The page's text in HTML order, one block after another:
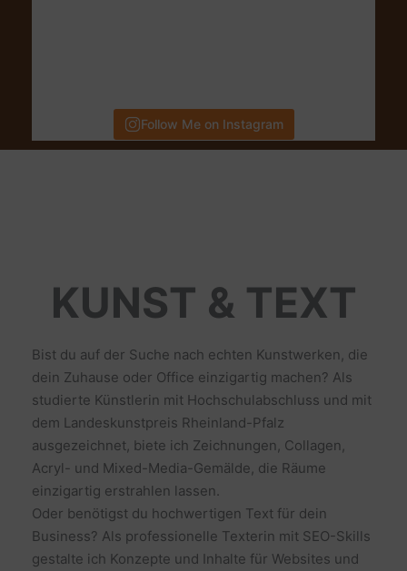
Follow Me on Instagram
KUNST & TEXT
Bist du auf der Suche nach echten Kunstwerken, die
dein Zuhause oder Office einzigartig machen? Als
studierte Künstlerin mit Hochschulabschluss und mit
dem Landeskunstpreis Rheinland-Pfalz
ausgezeichnet, biete ich Zeichnungen, Collagen,
Acryl- und Mixed-Media-Gemälde, die Räume
einzigartig erstrahlen lassen.
Oder benötigst du hochwertigen Text für dein
Business? Als professionelle Texterin mit SEO-Skills
gestalte ich Konzepte und Inhalte für Websites und